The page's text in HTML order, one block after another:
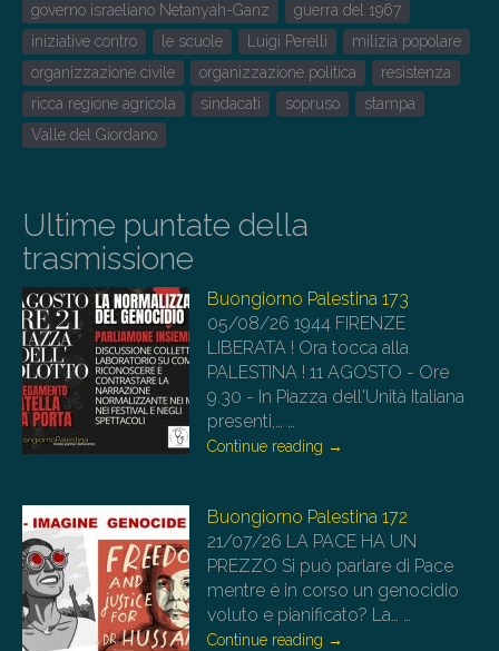
governo israeliano Netanyah-Ganz
guerra del 1967
iniziative contro
le scuole Luigi Perelli
milizia popolare
organizzazione civile
organizzazione politica
resistenza
ricca regione agricola
sindacati sopruso
stampa
Valle del Giordano
Ultime puntate della
trasmissione
Buongiorno Palestina 173
05/08/26 1944 FIRENZE
LIBERATA ! Ora tocca alla
PALESTINA ! 11 AGOSTO - Ore
9.30 - In Piazza dell'Unità Italiana
presenti,… …
Continue reading →
Buongiorno Palestina 172
21/07/26 LA PACE HA UN
PREZZO Si può parlare di Pace
mentre è in corso un genocidio
voluto e pianificato? La… …
Continue reading →